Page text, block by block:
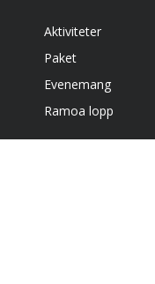
Aktiviteter
Paket
Evenemang
Ramoa lopp